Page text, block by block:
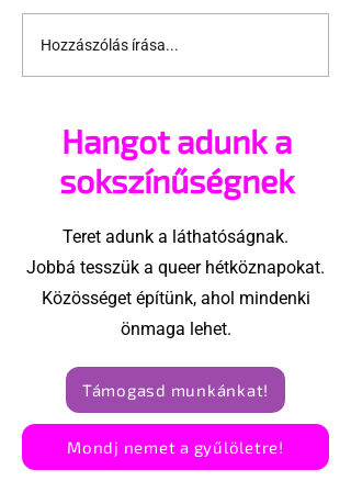
Alkotmánybíróság:
Alaptörvény-ellenes
Hozzászólás írása...
Hangot adunk a
sokszínűségnek
Teret adunk a láthatóságnak.
Jobbá tesszük a queer hétköznapokat.
Közösséget építünk, ahol mindenki
önmaga lehet.
Támogasd munkánkat!
Mondj nemet a gyűlöletre!